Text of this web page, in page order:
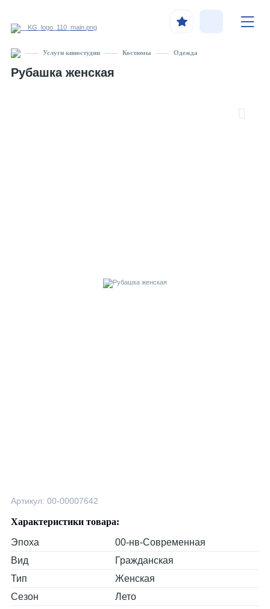
Услуги киностудии Костюмы Одежда
Рубашка женская
Артикул: 00-00007642
Характеристики товара:
Эпоха
00-нв-Современная
Вид
Гражданская
Тип
Женская
Сезон
Лето